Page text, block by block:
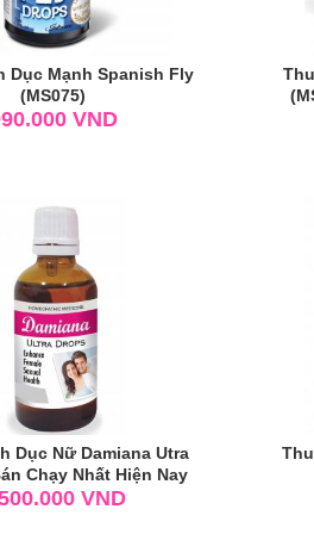
Dục Mạnh Spanish Fly
(MS075)
VND
Dục Nữ Damiana Utra
Chạy Nhất Hiện Nay
VND